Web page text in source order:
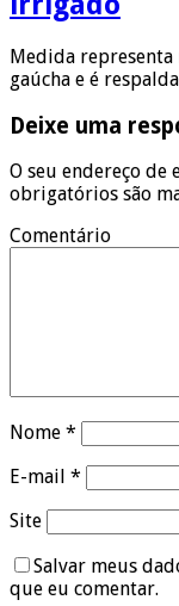
Medida
gaúcha e é
Deixe uma
O seu endereço de
obrigatórios são
Comentário
Nome *
E-mail *
Site
Salvar meus
que eu comentar.